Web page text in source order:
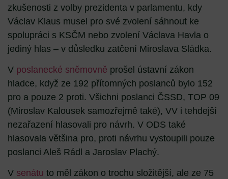
zkušenosti z volby prezidenta v parlamentu, kdy
Václav Klaus musel pro své zvolení sáhnout ke
spolupráci s KSČM nebo zvolení Václava Havla o
jediný hlas – v důsledku zatčení Miroslava Sládka.
V poslanecké sněmovně prošel ústavní zákon
hladce, když ze 192 přítomných poslanců bylo 152
pro a pouze 2 proti. Všichni poslanci ČSSD, TOP 09
(Miroslav Kalousek samozřejmě také), VV i tehdejší
nezařazení hlasovali pro návrh. V ODS také
hlasovala většina pro, proti návrhu vystoupili pouze
poslanci Aleš Rádl a Jaroslav Plachý.
V senátu to měl zákon o trochu složitější, ale ze 75